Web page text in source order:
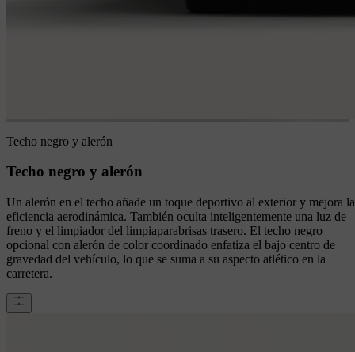
Techo negro y alerón
Techo negro y alerón
Un alerón en el techo añade un toque deportivo al exterior y mejora la
eficiencia aerodinámica. También oculta inteligentemente una luz de
freno y el limpiador del limpiaparabrisas trasero. El techo negro
opcional con alerón de color coordinado enfatiza el bajo centro de
gravedad del vehículo, lo que se suma a su aspecto atlético en la
carretera.